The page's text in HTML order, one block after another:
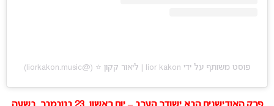
פוסט משותף על ידי ‏‎lior kakon | ליאור קקון ⭐️‎‏ (@‏‎liorkakon.music‎‏) ‎‏